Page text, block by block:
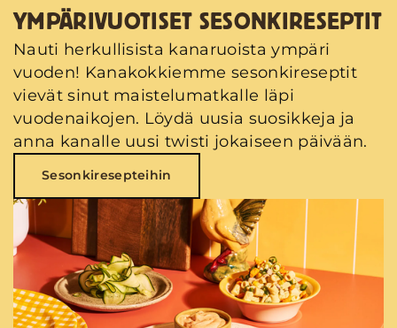
YMPÄRIVUOTISET SESONKIRESEPTIT
Nauti herkullisista kanaruoista ympäri
vuoden! Kanakokkiemme sesonkireseptit
vievät sinut maistelumatkalle läpi
vuodenaikojen. Löydä uusia suosikkeja ja
anna kanalle uusi twisti jokaiseen päivään.
Sesonkiresepteihin